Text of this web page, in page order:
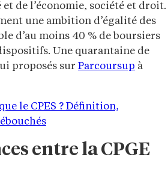
de l’économie, société et droit.
une ambition d’égalité des
d’au moins 40 % de boursiers
Une quarantaine de
proposés sur Parcoursup à
le CPES ? Définition,
entre la CPGE